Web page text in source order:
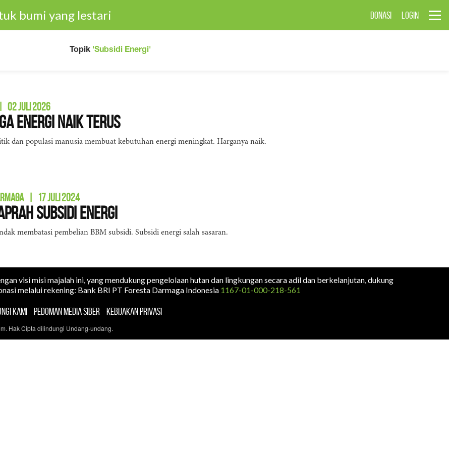
bumi yang lestari DONASI LOGIN
Topik 'Subsidi Energi'
02 JULI 2026
Energi Naik Terus
dan populasi manusia membuat kebutuhan energi meningkat. Harganya naik.
17 JULI 2024
Subsidi Energi
membatasi pembelian BBM subsidi. Subsidi energi salah sasaran.
visi misi majalah ini, yang mendukung pengelolaan hutan dan lingkungan secara adil dan berkelanjutan, dukung
melalui rekening: Bank BRI PT Foresta Darmaga Indonesia 1167-01-000-218-561
KAMI PEDOMAN MEDIA SIBER KEBIJAKAN PRIVASI
Hak Cipta dilindungi Undang-undang.